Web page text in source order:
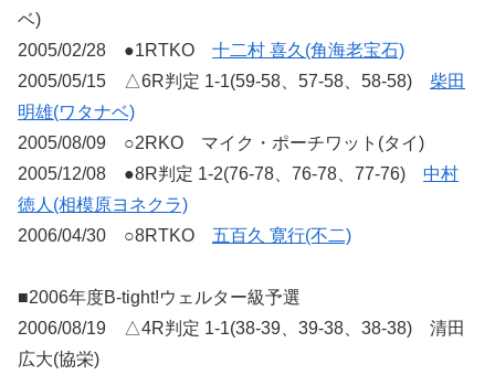
ベ)
2005/02/28 ●1RTKO 十二村 喜久(角海老宝石)
2005/05/15 △6R判定 1-1(59-58、57-58、58-58) 柴田
明雄(ワタナベ)
2005/08/09 ○2RKO マイク・ポーチワット(タイ)
2005/12/08 ●8R判定 1-2(76-78、76-78、77-76) 中村
徳人(相模原ヨネクラ)
2006/04/30 ○8RTKO 五百久 寛行(不二)
■2006年度B-tight!ウェルター級予選
2006/08/19 △4R判定 1-1(38-39、39-38、38-38) 清田
広大(協栄)